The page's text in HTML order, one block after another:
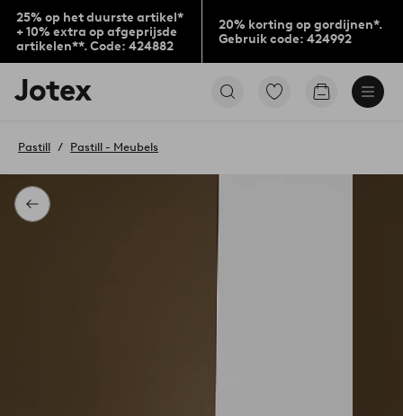
25% op het duurste artikel*
+ 10% extra op afgeprijsde
artikelen**. Code: 424882
20% korting op gordijnen*.
Gebruik code: 424992
Jotex
logo
to
home
page
Ga
Go
Terug
Pastill Pastill - Meubels